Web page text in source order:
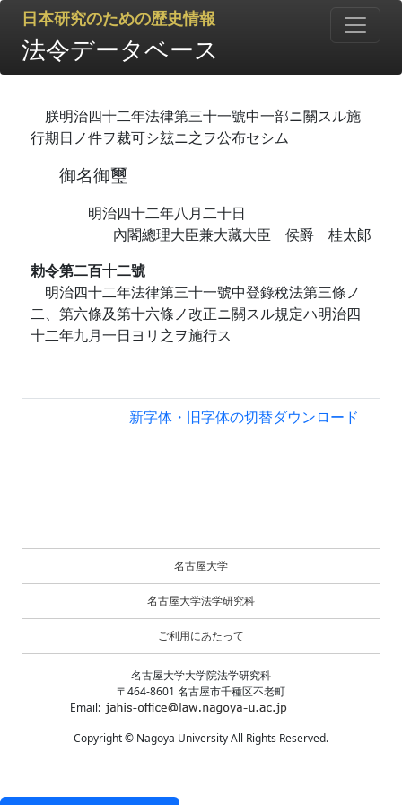
日本研究のための歴史情報
法令データベース
朕明治四十二年法律第三十一號中一部ニ關スル施
行期日ノ件ヲ裁可シ玆ニ之ヲ公布セシム
御名御璽
明治四十二年八月二十日
內閣總理大臣兼大藏大臣 侯爵 桂太郞
勅令第二百十二號
明治四十二年法律第三十一號中登錄稅法第三條ノ
二、第六條及第十六條ノ改正ニ關スル規定ハ明治四
十二年九月一日ヨリ之ヲ施行ス
新字体・旧字体の切替ダウンロード
名古屋大学
名古屋大学法学研究科
ご利用にあたって
名古屋大学大学院法学研究科
〒464-8601 名古屋市千種区不老町
Email:
Copyright © Nagoya University All Rights Reserved.